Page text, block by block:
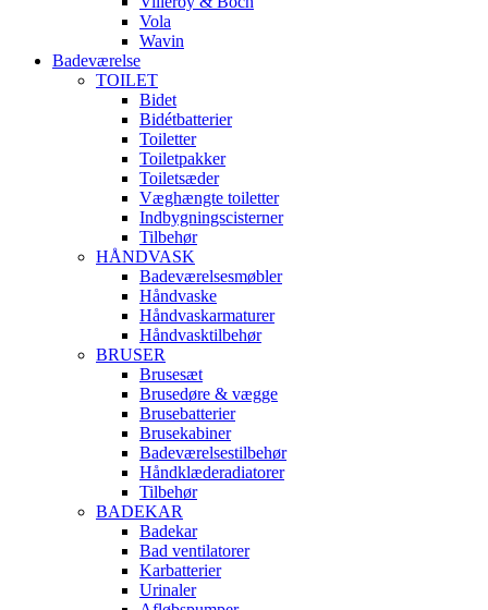
Vola
Wavin
Badeværelse
TOILET
Bidet
Bidétbatterier
Toiletter
Toiletpakker
Toiletsæder
Væghængte toiletter
Indbygningscisterner
Tilbehør
HÅNDVASK
Badeværelsesmøbler
Håndvaske
Håndvaskarmaturer
Håndvasktilbehør
BRUSER
Brusesæt
Brusedøre & vægge
Brusebatterier
Brusekabiner
Badeværelsestilbehør
Håndklæderadiatorer
Tilbehør
BADEKAR
Badekar
Bad ventilatorer
Karbatterier
Urinaler